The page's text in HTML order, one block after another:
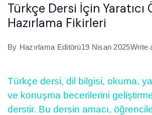
Türkçe Dersi İçin Yaratıcı
Hazırlama Fikirleri
By Hazırlama Editörü19 Nisan 2025Write
Türkçe dersi, dil bilgisi, okuma,
ve konuşma becerilerini
derstir. Bu dersin amacı,